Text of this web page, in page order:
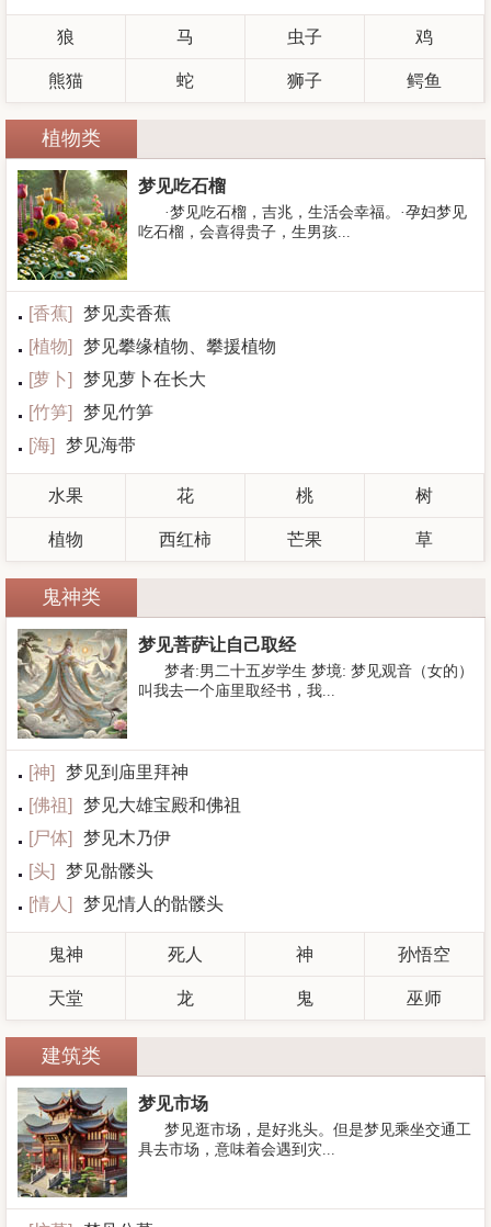
狼 马 虫子 鸡
熊猫 蛇 狮子 鳄鱼
植物类
梦见吃石榴
·梦见吃石榴，吉兆，生活会幸福。·孕妇梦见
吃石榴，会喜得贵子，生男孩...
[香蕉]
梦见卖香蕉
[植物]
梦见攀缘植物、攀援植物
[萝卜]
梦见萝卜在长大
[竹笋]
梦见竹笋
[海] 梦见海带
水果 花 桃 树
植物 西红柿 芒果 草
鬼神类
梦见菩萨让自己取经
梦者:男二十五岁学生 梦境: 梦见观音（女的）
叫我去一个庙里取经书，我...
[神]
梦见到庙里拜神
[佛祖]
梦见大雄宝殿和佛祖
[尸体]
梦见木乃伊
[头]
梦见骷髅头
[情人 ] 梦见情人的骷髅头
鬼神 死人 神 孙悟空
天堂 龙 鬼 巫师
建筑类
梦见市场
梦见逛市场，是好兆头。但是梦见乘坐交通工
具去市场，意味着会遇到灾...